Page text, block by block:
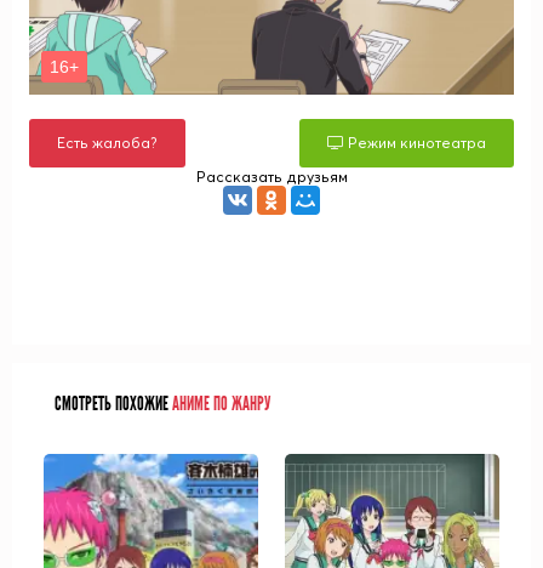
Есть жалоба?
Режим кинотеатра
Рассказать друзьям
СМОТРЕТЬ ПОХОЖИЕАНИМЕ ПО ЖАНРУ